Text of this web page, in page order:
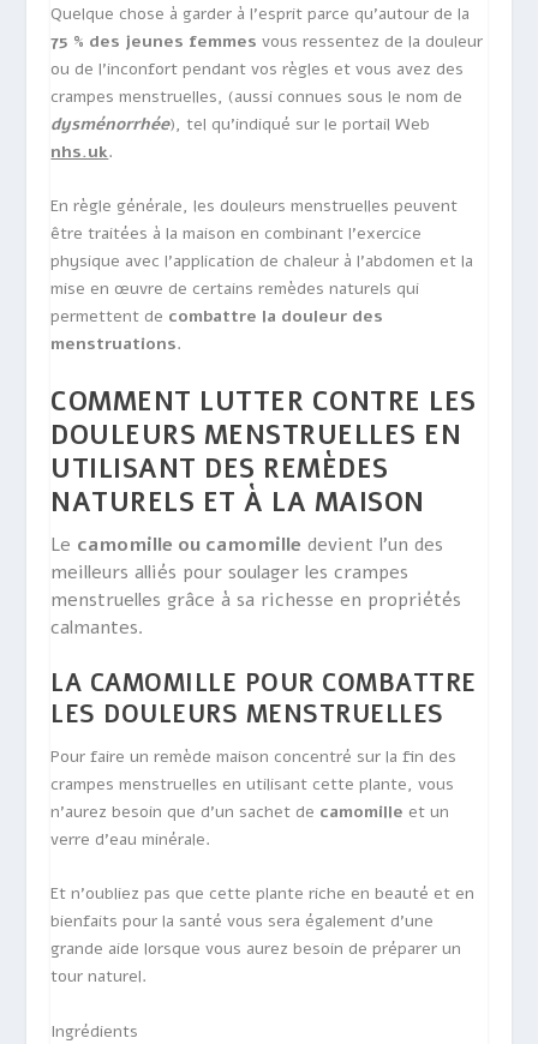
Quelque chose à garder à l’esprit parce qu’autour de la
75 % des jeunes femmes vous ressentez de la douleur
ou de l’inconfort pendant vos règles et vous avez des
crampes menstruelles, (aussi connues sous le nom de
dysménorrhée), tel qu’indiqué sur le portail Web
nhs.uk.
En règle générale, les douleurs menstruelles peuvent
être traitées à la maison en combinant l’exercice
physique avec l’application de chaleur à l’abdomen et la
mise en œuvre de certains remèdes naturels qui
permettent de combattre la douleur des
menstruations.
COMMENT LUTTER CONTRE LES
DOULEURS MENSTRUELLES EN
UTILISANT DES REMÈDES
NATURELS ET À LA MAISON
Le camomille ou camomille devient l’un des
meilleurs alliés pour soulager les crampes
menstruelles grâce à sa richesse en propriétés
calmantes.
LA CAMOMILLE POUR COMBATTRE
LES DOULEURS MENSTRUELLES
Pour faire un remède maison concentré sur la fin des
crampes menstruelles en utilisant cette plante, vous
n’aurez besoin que d’un sachet de camomille et un
verre d’eau minérale.
Et n’oubliez pas que cette plante riche en beauté et en
bienfaits pour la santé vous sera également d’une
grande aide lorsque vous aurez besoin de préparer un
tour naturel.
Ingrédients